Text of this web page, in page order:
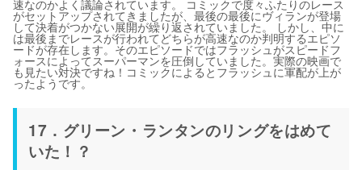
速なのかよく議論されています。 コミックで度々ふたりのレース
がセットアップされてきましたが、最後の最後にヴィランが登場
して決着がつかない展開が繰り返されていました。 しかし、中に
は最後までレースが行われてどちらが高速なのか判明するエピソ
ードが存在します。そのエピソードではフラッシュがスピードフ
ォースによってスーパーマンを圧倒していました。実際の映画で
も見たい対決ですね！コミックによるとフラッシュに軍配が上が
ったようです。
17．グリーン・ランタンのリングをはめて
いた！？